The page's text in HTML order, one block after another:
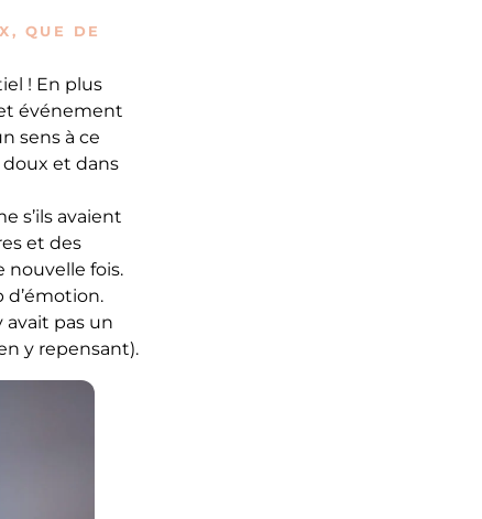
QUE DE
! En plus
événement
sens à ce
et dans
s’ils avaient
et des
nouvelle fois.
d’émotion.
avait pas un
y repensant).